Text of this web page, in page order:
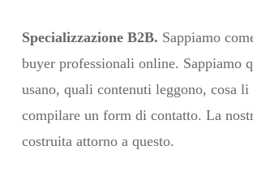
Specializzazione B2B. Sappiamo
buyer professionali online. Sappiamo
usano, quali contenuti leggono, cosa li
compilare un form di contatto. La
costruita attorno a questo.